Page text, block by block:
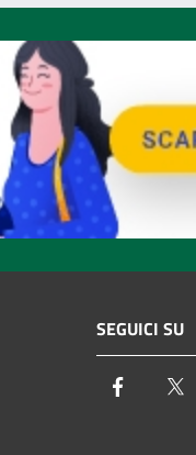
SEGUICI SU
Facebook